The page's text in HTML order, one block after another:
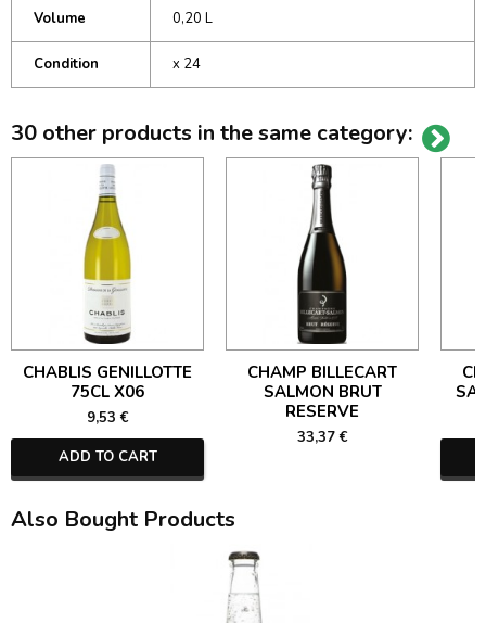
Volume 0,20 L
Condition x 24
30 other products in the same category:
CHABLIS GENILLOTTE
75CL X06
9,53 €
ADD TO CART
CHAMP BILLECART
SALMON BRUT
RESERVE
33,37 €
Also Bought Products